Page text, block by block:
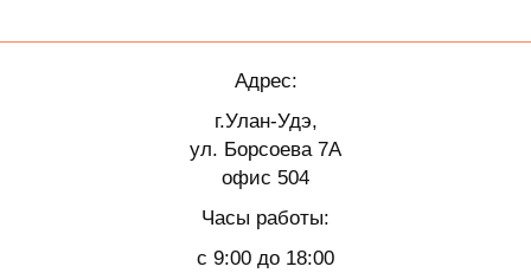
Адрес:
г.Улан-Удэ,
ул. Борсоева 7А
офис 504
Часы работы:
с 9:00 до 18:00